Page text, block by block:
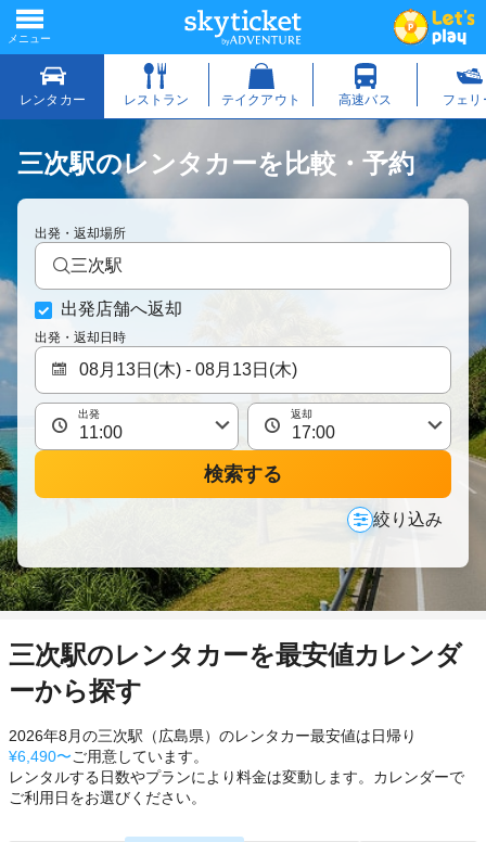
三次駅のレンタカーを比較・予約
出発・返却場所
三次駅
出発店舗へ返却
出発・返却日時
出発 返却
検索する
絞り込み
三次駅のレンタカーを最安値カレンダ
ーから探す
2026年8月の三次駅（広島県）のレンタカー最安値は日帰り
¥6,490〜ご用意しています。
レンタルする日数やプランにより料金は変動します。カレンダーで
ご利用日をお選びください。